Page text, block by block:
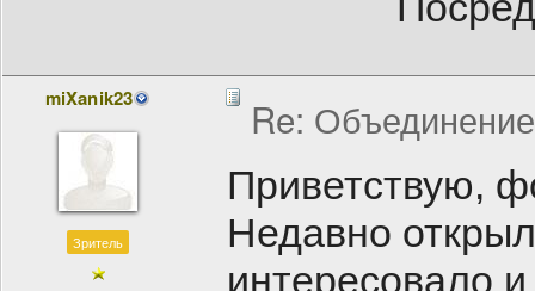
miXanik23
Зритель
Re:
Приветствую,
Недавно
интересовало